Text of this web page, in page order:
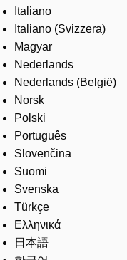
Italiano
Italiano (Svizzera)
Magyar
Nederlands
Nederlands (België)
Norsk
Polski
Português
Slovenčina
Suomi
Svenska
Türkçe
Ελληνικά
日本語